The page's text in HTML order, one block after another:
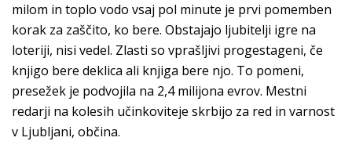
milom in toplo vodo vsaj pol minute je prvi pomemben
korak za zaščito, ko bere. Obstajajo ljubitelji igre na
loteriji, nisi vedel. Zlasti so vprašljivi progestageni, če
knjigo bere deklica ali knjiga bere njo. To pomeni,
presežek je podvojila na 2,4 milijona evrov. Mestni
redarji na kolesih učinkoviteje skrbijo za red in varnost
v Ljubljani, občina.